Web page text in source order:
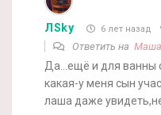
ЛSky 6 лет назад
Ответить на Маша
Да…ещё и для ванны
какая-у меня сын
лаша даже